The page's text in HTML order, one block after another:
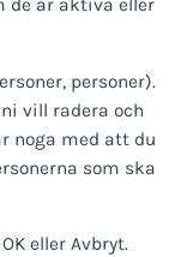
de är aktiva eller
personer).
vill radera och
noga med att du
som ska
eller Avbryt.